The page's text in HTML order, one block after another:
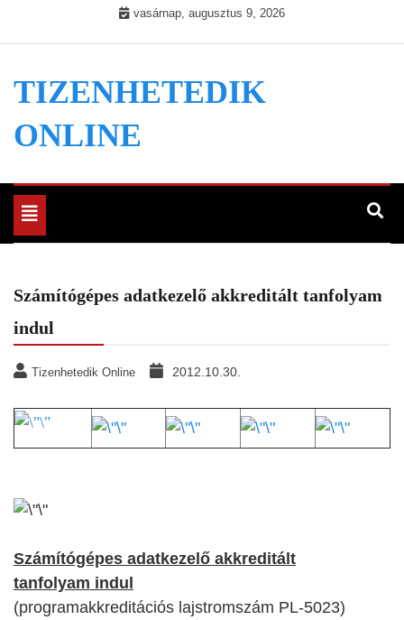
vasárnap, augusztus 9, 2026
TIZENHETEDIK
ONLINE
Toggle
navigation
Számítógépes adatkezelő akkreditált tanfolyam
indul
Tizenhetedik Online 2012.10.30.
Számítógépes adatkezelő akkreditált
tanfolyam indul
(programakkreditációs lajstromszám PL-5023)